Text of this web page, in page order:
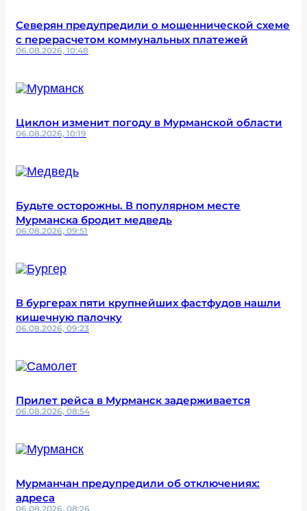
Северян предупредили о мошеннической схеме
с перерасчетом коммунальных платежей
06.08.2026, 10:48
Циклон изменит погоду в Мурманской области
06.08.2026, 10:19
Будьте осторожны. В популярном месте
Мурманска бродит медведь
06.08.2026, 09:51
В бургерах пяти крупнейших фастфудов нашли
кишечную палочку
06.08.2026, 09:23
Прилет рейса в Мурманск задерживается
06.08.2026, 08:54
Мурманчан предупредили об отключениях:
адреса
06.08.2026, 08:26